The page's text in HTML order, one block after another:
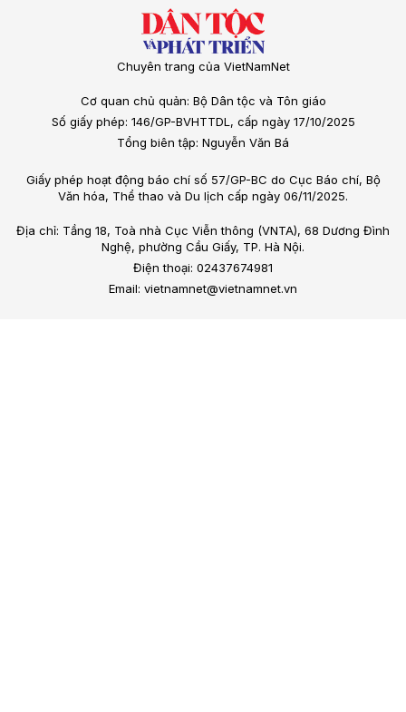
Chuyên trang của VietNamNet
Cơ quan chủ quản: Bộ Dân tộc và Tôn giáo
Số giấy phép: 146/GP-BVHTTDL, cấp ngày 17/10/2025
Tổng biên tập: Nguyễn Văn Bá
Giấy phép hoạt động báo chí số 57/GP-BC do Cục Báo chí, Bộ
Văn hóa, Thể thao và Du lịch cấp ngày 06/11/2025.
Địa chỉ: Tầng 18, Toà nhà Cục Viễn thông (VNTA), 68 Dương Đình
Nghệ, phường Cầu Giấy, TP. Hà Nội.
Điện thoại: 02437674981
Email: vietnamnet@vietnamnet.vn